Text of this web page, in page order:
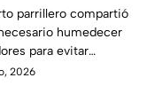
la
del agua
preparación de
asado
parrillero compartió
humedecer
para evitar
2026